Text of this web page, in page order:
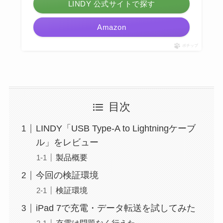
LINDY 公式サイトで探す
Amazon
ポチップ
目次
LINDY「USB Type-A to Lightningケーブ
ル」をレビュー
製品概要
今回の検証環境
検証環境
iPad 7で充電・データ転送を試してみた